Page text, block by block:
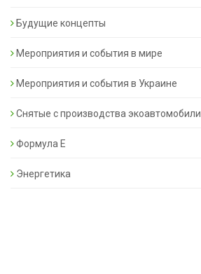
Будущие концепты
Мероприятия и события в мире
Мероприятия и события в Украине
Снятые с производства экоавтомобили
Формула Е
Энергетика